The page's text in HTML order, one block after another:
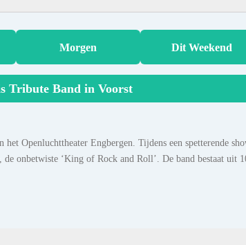
Morgen Dit Weekend
Tribute Band in Voorst
Openluchttheater Engbergen. Tijdens een spetterende
onbetwiste ‘King of Rock and Roll’. De band bestaat uit